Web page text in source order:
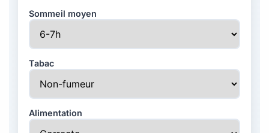
Sommeil moyen
Tabac
Alimentation